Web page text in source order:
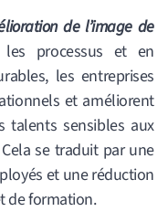
de l’image de
processus et en
les entreprises
et améliorent
talents sensibles aux
Cela se traduit par une
et une réduction
de formation.